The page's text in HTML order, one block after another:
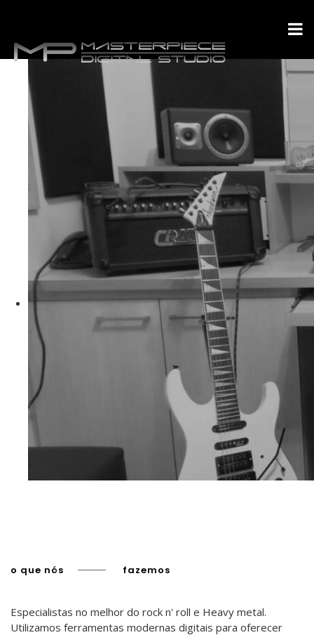
o que nós fazemos
Especialistas no melhor do rock n' roll e Heavy metal.
Utilizamos ferramentas modernas digitais para oferecer